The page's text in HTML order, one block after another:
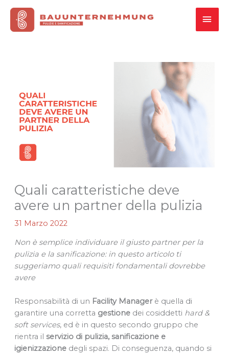
contenuto
Quali caratteristiche deve
avere un partner della pulizia
31 Marzo 2022
Non è semplice individuare il giusto partner per la
pulizia e la sanificazione: in questo articolo ti
suggeriamo quali requisiti fondamentali dovrebbe
avere
Responsabilità di un Facility Managerè quella di
garantire una corretta gestionedei cosiddetti hard &
soft services, ed è in questo secondo gruppo che
rientra il servizio di pulizia, sanificazione e
igienizzazionedegli spazi. Di conseguenza, quando si